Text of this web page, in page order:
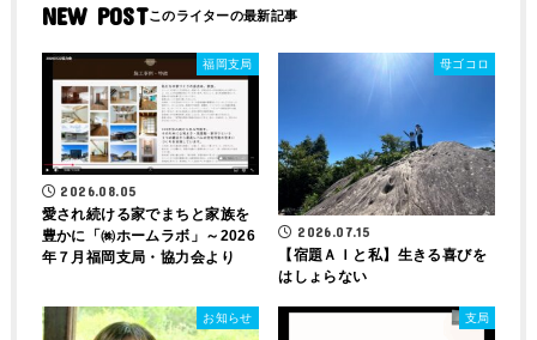
NEW POST
福岡支局
2026.08.05
愛され続ける家でまちと家族を
豊かに「㈱ホームラボ」～2026
年７月福岡支局・協力会より
母ゴコロ
2026.07.15
【宿題ＡＩと私】生きる喜びを
はしょらない
お知らせ 支局